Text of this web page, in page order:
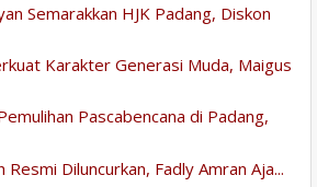
Semarakkan HJK Padang, Diskon
Karakter Generasi Muda, Maigus
Pascabencana di Padang,
Resmi Diluncurkan, Fadly Amran Aja...